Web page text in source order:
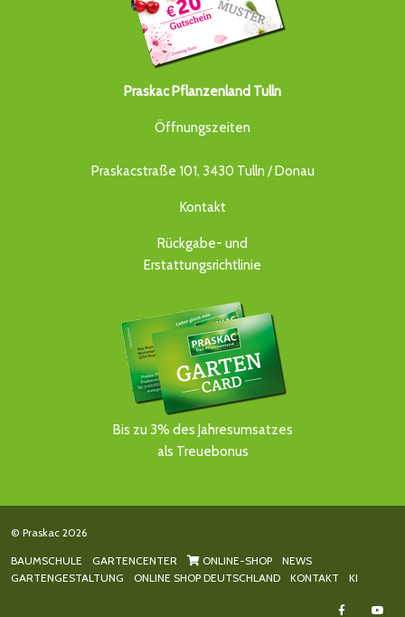
Praskac Pflanzenland Tulln
Öffnungszeiten
Praskacstraße 101, 3430 Tulln / Donau
Kontakt
Rückgabe- und
Erstattungsrichtlinie
Bis zu 3% des Jahresumsatzes
als Treuebonus
© Praskac 2026
BAUMSCHULE GARTENCENTER ONLINE-SHOP
NEWS
GARTENGESTALTUNG
ONLINE SHOP DEUTSCHLAND KONTAKT KI